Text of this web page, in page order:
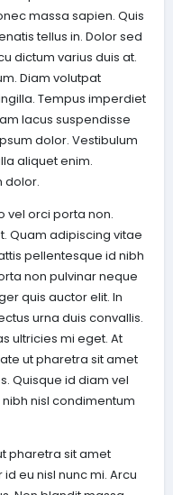
massa sapien. Quis
tellus in. Dolor sed
dictum varius duis at.
Diam volutpat
Tempus imperdiet
lacus suspendisse
dolor. Vestibulum
aliquet enim.
dolor.
vel orci porta non.
Quam adipiscing vitae
pellentesque id nibh
non pulvinar neque
quis auctor elit. In
urna duis convallis.
ultricies mi eget. At
ut pharetra sit amet
Quisque id diam vel
nisl condimentum
pharetra sit amet
eu nisl nunc mi. Arcu